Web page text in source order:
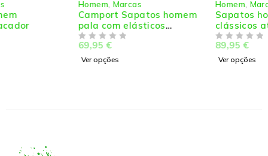
Camport Sapatos homem
pala com elásticos
Sapatos homem
clássicos atacador